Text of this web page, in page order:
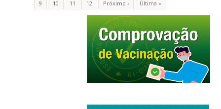
9
10 11 12 Próximo › Última »